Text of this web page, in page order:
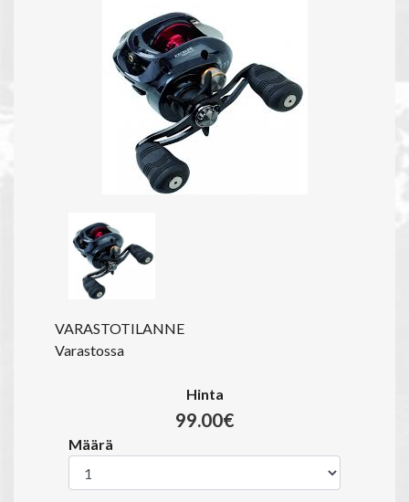
VARASTOTILANNE
Varastossa
Hinta
99.00€
Määrä